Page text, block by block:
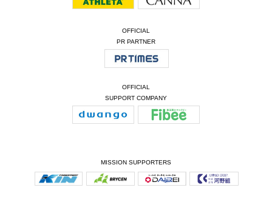
OFFICIAL
PR PARTNER
OFFICIAL
SUPPORT COMPANY
MISSION SUPPORTERS